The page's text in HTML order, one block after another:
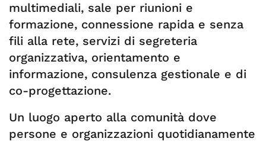
multimediali, sale per riunioni e
formazione, connessione rapida e senza
fili alla rete, servizi di segreteria
organizzativa, orientamento e
informazione, consulenza gestionale e di
co-progettazione.
Un luogo aperto alla comunità dove
persone e organizzazioni quotidianamente